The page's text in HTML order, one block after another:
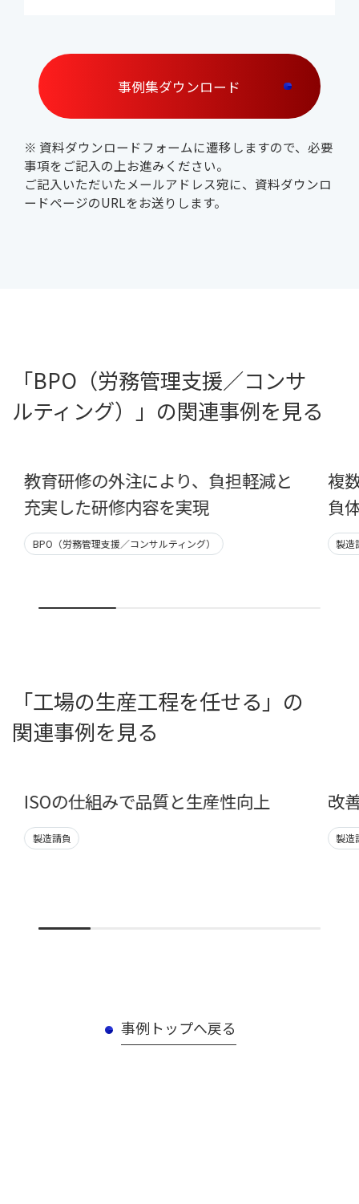
事例集ダウンロード
※ 資料ダウンロードフォームに遷移しますので、必要
事項をご記入の上お進みください。
ご記入いただいたメールアドレス宛に、資料ダウンロ
ードページのURLをお送りします。
「BPO（労務管理支援／コンサ
ルティング）」の関連事例を見る
教育研修の外注により、負担軽減と
充実した研修内容を実現
BPO（労務管理支援／コンサルティング）
複
負
製造
「工場の生産工程を任せる」の
関連事例を見る
ISOの仕組みで品質と生産性向上
製造請負
改
製造
事例トップへ戻る